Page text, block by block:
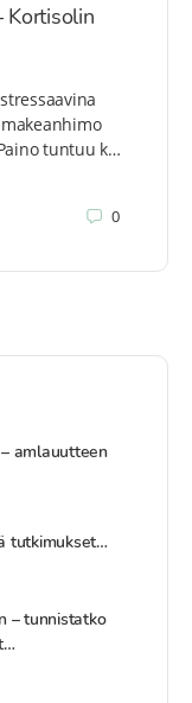
Kortisolin
tuntuu k…
0
amlauutteen
tutkimukset…
– tunnistatko